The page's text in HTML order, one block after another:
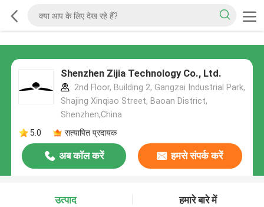
Shenzhen Zijia Technology Co., Ltd.
2nd Floor, Building 2, Gangzai Industrial Park,
Shajing Xinqiao Street, Baoan District,
Shenzhen,China
5.0
सत्यापित प्रदायक
अब कॉल करें हमसे संपर्क करें
उत्पाद हमारे बारे में